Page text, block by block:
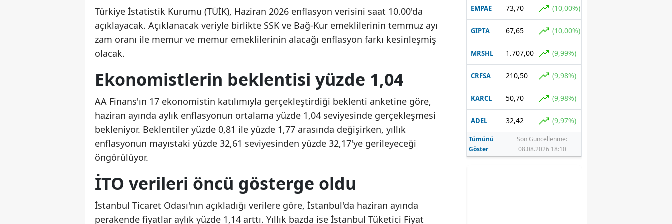
Mersin
İstanbul
Kars
Kastamonu
Kayseri
Kırklareli
Kütahya
Türkiye İstatistik Kurumu (TÜİK), Haziran 2026 enflasyon verisini saat 10.00'da
açıklayacak. Açıklanacak veriyle birlikte SSK ve Bağ-Kur emeklilerinin temmuz ayı
zam oranı ile memur ve memur emeklilerinin alacağı enflasyon farkı kesinleşmiş
olacak.
Ekonomistlerin beklentisi yüzde 1,04
AA Finans'ın 17 ekonomistin katılımıyla gerçekleştirdiği beklenti anketine göre,
haziran ayında aylık enflasyonun ortalama yüzde 1,04 seviyesinde gerçekleşmesi
bekleniyor. Beklentiler yüzde 0,81 ile yüzde 1,77 arasında değişirken, yıllık
enflasyonun mayıstaki yüzde 32,61 seviyesinden yüzde 32,17'ye gerileyeceği
öngörülüyor.
İTO verileri öncü gösterge oldu
İstanbul Ticaret Odası'nın açıkladığı verilere göre, İstanbul'da haziran ayında
perakende fiyatlar aylık yüzde 1,14 arttı. Yıllık bazda ise İstanbul Tüketici Fiyat
EMPAE 73,70 (10,00%)
GIPTA 67,65 (10,00%)
MRSHL 1.707,00 (9,99%)
CRFSA 210,50 (9,98%)
KARCL 50,70 (9,98%)
ADEL 32,42 (9,97%)
Tümünü
Göster
Son Güncellenme:
08.08.2026 18:10